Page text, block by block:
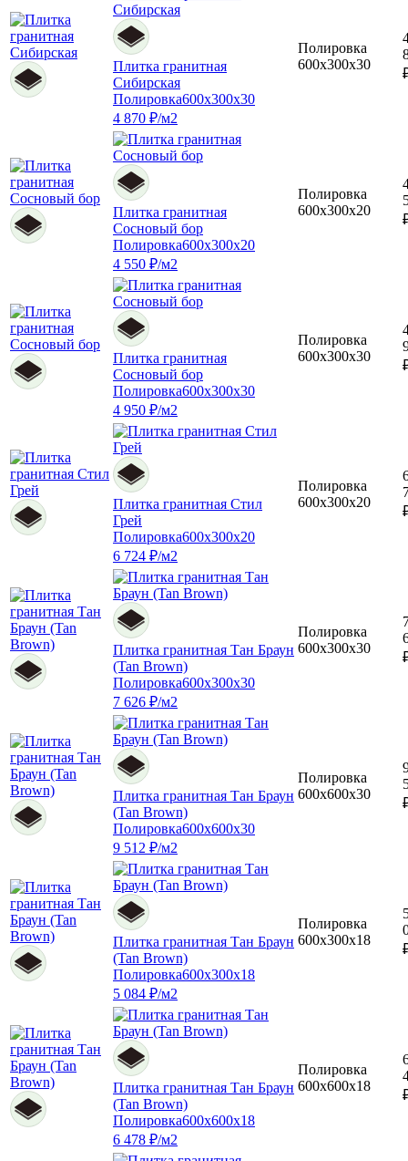
Плитка гранитная
Сибирская
Полировка600x300x30
4 870 ₽/м2
Полировка
600x300x30
Плитка гранитная
Сосновый бор
Полировка600x300x20
4 550 ₽/м2
Полировка
600x300x20
Плитка гранитная
Сосновый бор
Полировка600x300x30
4 950 ₽/м2
Полировка
600x300x30
Плитка гранитная Стил
Грей
Полировка600x300x20
6 724 ₽/м2
Полировка
600x300x20
Плитка гранитная Тан Браун
(Tan Brown)
Полировка600x300x30
7 626 ₽/м2
Полировка
600x300x30
Плитка гранитная Тан Браун
(Tan Brown)
Полировка600x600x30
9 512 ₽/м2
Полировка
600x600x30
Плитка гранитная Тан Браун
(Tan Brown)
Полировка600x300x18
5 084 ₽/м2
Полировка
600x300x18
Плитка гранитная Тан Браун
(Tan Brown)
Полировка600x600x18
6 478 ₽/м2
Полировка
600x600x18